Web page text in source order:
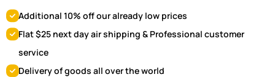
Additional 10% off our already low prices
Flat $25 next day air shipping & Professional customer
service
Delivery of goods all over the world